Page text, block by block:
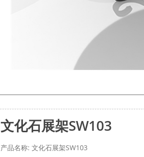
文化石展架SW103
产品名称: 文化石展架SW103